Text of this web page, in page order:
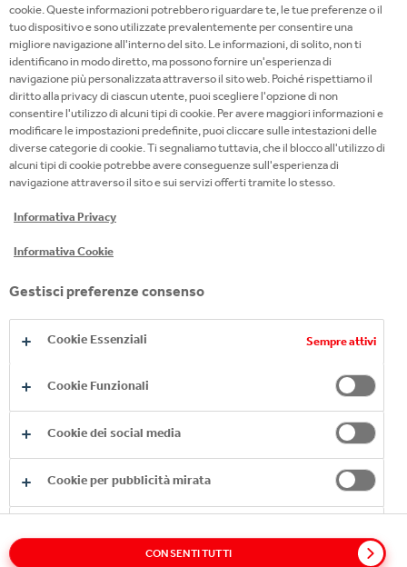
SUSTAINABILITY REPORT 2015.PDF
Glossary Sitemap Policies
Privacy Notice
cookie. Queste informazioni potrebbero riguardare te, le tue preferenze o il
tuo dispositivo e sono utilizzate prevalentemente per consentire una
migliore navigazione all'interno del sito. Le informazioni, di solito, non ti
identificano in modo diretto, ma possono fornire un'esperienza di
navigazione più personalizzata attraverso il sito web. Poiché rispettiamo il
diritto alla privacy di ciascun utente, puoi scegliere l'opzione di non
consentire l'utilizzo di alcuni tipi di cookie. Per avere maggiori informazioni e
modificare le impostazioni predefinite, puoi cliccare sulle intestazioni delle
diverse categorie di cookie. Ti segnaliamo tuttavia, che il blocco all'utilizzo di
alcuni tipi di cookie potrebbe avere conseguenze sull'esperienza di
navigazione attraverso il sito e sui servizi offerti tramite lo stesso.
Informativa Privacy
Informativa Cookie
Gestisci preferenze consenso
Cookie Essenziali Sempre attivi
Cookie Funzionali
Cookie dei social media
Cookie per pubblicità mirata
CONSENTI TUTTI